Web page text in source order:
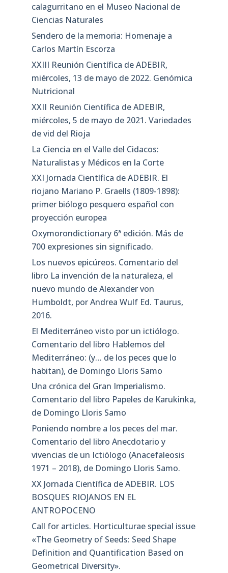
calagurritano en el Museo Nacional de
Ciencias Naturales
Sendero de la memoria: Homenaje a
Carlos Martín Escorza
XXIII Reunión Científica de ADEBIR,
miércoles, 13 de mayo de 2022. Genómica
Nutricional
XXII Reunión Científica de ADEBIR,
miércoles, 5 de mayo de 2021. Variedades
de vid del Rioja
La Ciencia en el Valle del Cidacos:
Naturalistas y Médicos en la Corte
XXI Jornada Científica de ADEBIR. El
riojano Mariano P. Graells (1809-1898):
primer biólogo pesquero español con
proyección europea
Oxymorondictionary 6ª edición. Más de
700 expresiones sin significado.
Los nuevos epicúreos. Comentario del
libro La invención de la naturaleza, el
nuevo mundo de Alexander von
Humboldt, por Andrea Wulf Ed. Taurus,
2016.
El Mediterráneo visto por un ictiólogo.
Comentario del libro Hablemos del
Mediterráneo: (y… de los peces que lo
habitan), de Domingo Lloris Samo
Una crónica del Gran Imperialismo.
Comentario del libro Papeles de Karukinka,
de Domingo Lloris Samo
Poniendo nombre a los peces del mar.
Comentario del libro Anecdotario y
vivencias de un Ictiólogo (Anacefaleosis
1971 – 2018), de Domingo Lloris Samo.
XX Jornada Científica de ADEBIR. LOS
BOSQUES RIOJANOS EN EL
ANTROPOCENO
Call for articles. Horticulturae special issue
«The Geometry of Seeds: Seed Shape
Definition and Quantification Based on
Geometrical Diversity»​.